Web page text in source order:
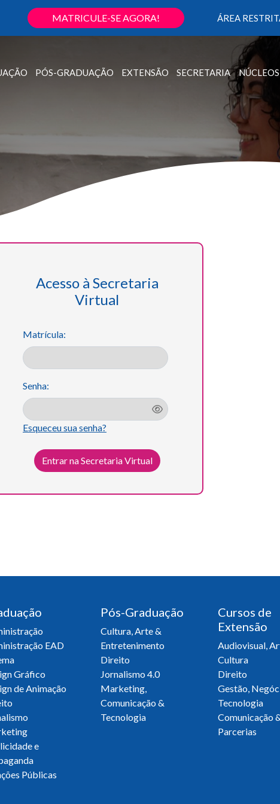
MATRICULE-SE AGORA! ÁREA
PÓS-GRADUAÇÃO EXTENSÃO SECRETARIA NÚCLEOS
Acesso à Secretaria
Virtual
Matrícula:
Senha:
Esqueceu sua senha?
EAD
Gráfico
de Animação
e
Públicas
Pós-Graduação
Cultura, Arte &
Entretenimento
Direito
Jornalismo 4.0
Marketing,
Comunicação &
Tecnologia
Cursos de
Extensão
Audiovisual,
Cultura
Direito
Gestão,
Tecnologia
Comunicação
Parcerias